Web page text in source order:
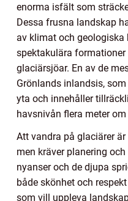
enorma isfält som
Dessa frusna landskap
av klimat och geologiska
spektakulära
glaciärsjöar. En av de
Grönlands inlandsis,
yta och innehåller
havsnivån flera meter
Att vandra på glaciärer
men kräver planering
nyanser och de djupa
både skönhet och
som vill uppleva